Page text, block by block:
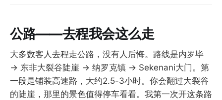
公路——去程我会这么走
大多数客人去程走公路，没有人后悔。路线是内罗毕
→ 东非大裂谷陡崖 → 纳罗克镇 → Sekenani大门。第
一段是铺装高速路，大约2.5-3小时。你会翻过大裂谷
的陡崖，那里的景色值得停车看看。我第一次开这条路